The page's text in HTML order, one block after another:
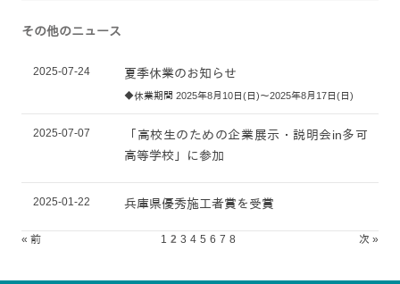
その他のニュース
2025-07-24 夏季休業のお知らせ
◆休業期間 2025年8月10日(日)～2025年8月17日(日)
2025-07-07
「高校生のための企業展示・説明会in多可
高等学校」に参加
2025-01-22 兵庫県優秀施工者賞を受賞
« 前 1 2 3 4 5 6 7 8 次 »